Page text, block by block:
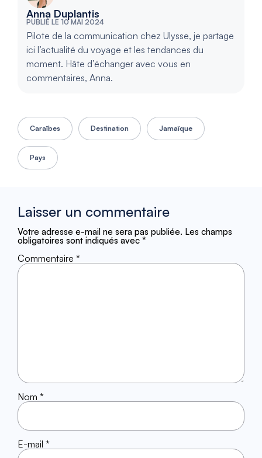
Anna Duplantis
PUBLIÉ LE 10 MAI 2024
Pilote de la communication chez Ulysse, je partage
ici l’actualité du voyage et les tendances du
moment. Hâte d’échanger avec vous en
commentaires, Anna.
Caraïbes Destination Jamaïque
Pays
Laisser un commentaire
Votre adresse e-mail ne sera pas publiée. Les champs
obligatoires sont indiqués avec *
Commentaire *
Nom *
E-mail *